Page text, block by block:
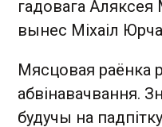
гадовага
вынес Міхаіл
Мясцовая раёнка
абвінавачвання.
будучы на